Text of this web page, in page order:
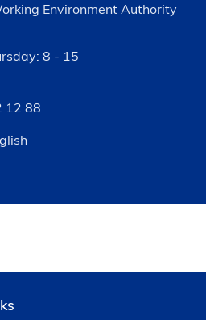
Environment Authority
8 - 15
12 88